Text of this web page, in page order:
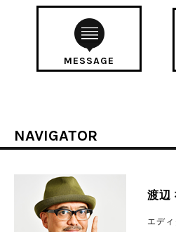
MESSAGE
NAVIGATOR
渡辺
エデ